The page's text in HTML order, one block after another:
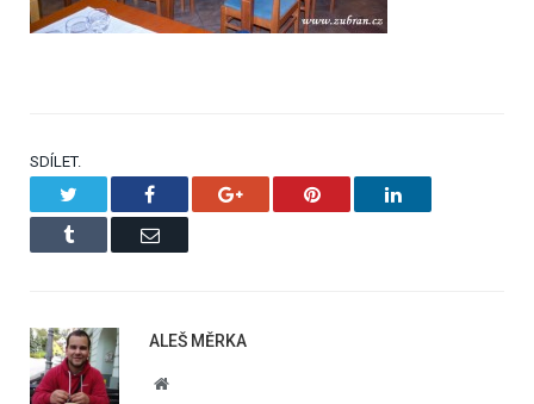
SDÍLET.
Facebook Google+ Pinterest LinkedIn
Tumblr Email
ALEŠ MĚRKA
Website